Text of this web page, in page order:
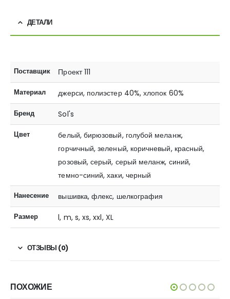
ДЕТАЛИ
Поставщик Проект 111
Материал джерси, полиэстер 40%, хлопок 60%
Бренд Sol's
Цвет
белый, бирюзовый, голубой меланж,
горчичный, зеленый, коричневый, красный,
розовый, серый, серый меланж, синий,
темно-синий, хаки, черный
Нанесение вышивка, флекс, шелкография
Размер l, m, s, xs, xxl, XL
ОТЗЫВЫ (0)
ПОХОЖИЕ